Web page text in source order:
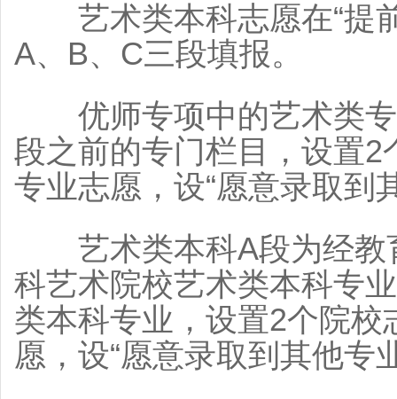
艺术类本科志愿在“提
A、B、C三段填报。
优师专项中的艺术类专
段之前的专门栏目，设置
专业志愿，设“愿意录取到
艺术类本科A段为经教
科艺术院校艺术类本科专
类本科专业，设置2个院
愿，设“愿意录取到其他专